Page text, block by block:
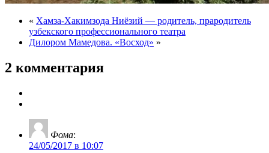
« Хамза-Хакимзода Ниёзий — родитель, прародитель
узбекского профессионального театра
Дилором Мамедова. «Восход» »
2 комментария
Фома:
24/05/2017 в 10:07